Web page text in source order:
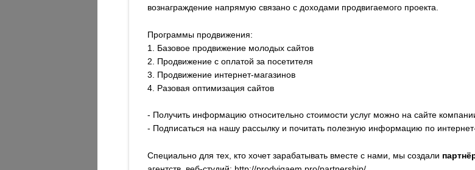
вознаграждение напрямую связано с доходами продвигаемого проекта.
Программы продвижения:
1. Базовое продвижение молодых сайтов
2. Продвижение с оплатой за посетителя
3. Продвижение интернет-магазинов
4. Разовая оптимизация сайтов
- Получить информацию относительно стоимости услуг можно на сайте
- Подписаться на нашу рассылку и почитать полезную информацию по
Специально для тех, кто хочет зарабатывать вместе с нами, мы создали